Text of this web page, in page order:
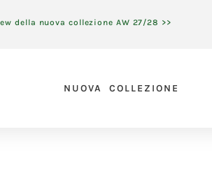
della nuova collezione AW 27/28 >>
NUOVA COLLEZIONE